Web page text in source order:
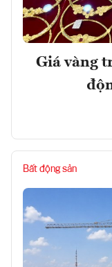
Giá vàng
Bất động sản